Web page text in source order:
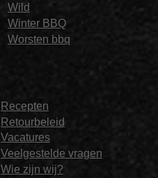
Wild
Winter BBQ
Worsten bbq
Recepten
Retourbeleid
Vacatures
Veelgestelde vragen
Wie zijn wij?